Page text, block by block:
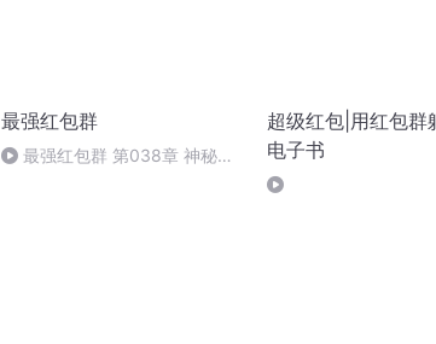
最强红包群
最强红包群 第038章 神秘来
超级红包|用红包群
电子书